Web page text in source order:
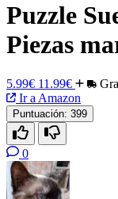
Puzzle
Piezas
5.99€ 11.99€
Ir a Amazon
Puntuación: 399
0